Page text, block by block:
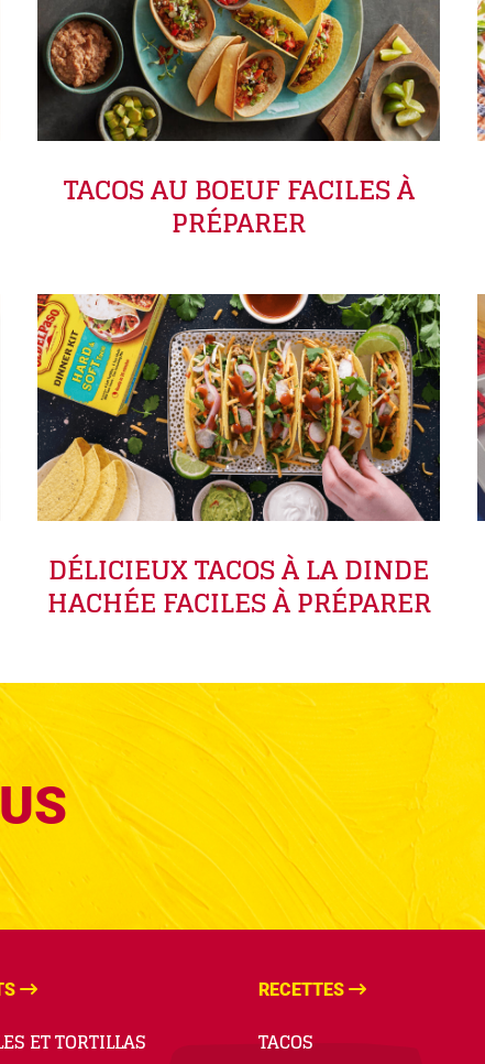
TACOS AU BOEUF FACILES À
PRÉPARER
DÉLICIEUX TACOS À LA DINDE
HACHÉE FACILES À PRÉPARER
ET TORTILLAS
RECETTES
TACOS